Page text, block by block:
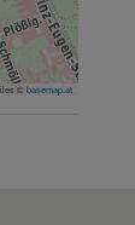
©basemap.at